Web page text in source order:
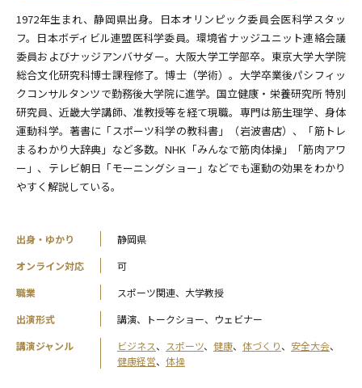
1972年生まれ、静岡県出身。日本オリンピック委員会医科学スタッ
フ。日本ボディビル連盟医科学委員。環境省ナッジユニット連絡会議
委員およびナッジアンバサダー。大阪大学工学部卒。東京大学大学院
総合文化研究科博士課程修了。博士（学術）。大学卒業後パシフィッ
クコンサルタンツで勤務後大学院に進学。国立健康・栄養研究所 特別
研究員、近畿大学講師、准教授等を経て現職。専門は筋生理学、身体
運動科学。著書に「スポーツ科学の教科書」（岩波書店）、「筋トレ
まるわかり大辞典」など多数。NHK「みんなで筋肉体操」「筋肉アワ
ー」、テレビ朝日「モーニングショー」などでも運動の効果をわかり
やすく解説している。
出身・ゆかり
静岡県
オンライン対応
可
職業
スポーツ関連、大学教授
出演形式
講演、トークショー、ウェビナー
講演ジャンル
ビジネス、 スポーツ、 健康、 体づくり、 安全大会、
健康経営、 体操